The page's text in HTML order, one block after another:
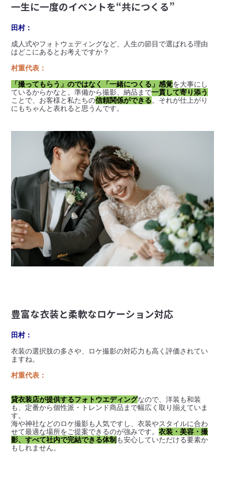
一生に一度のイベントを“共につくる”
田村：
成人式やフォトウェディングなど、人生の節目で選ばれる理由
はどこにあるとお考えですか？
村重代表：
「撮ってもらう」のではなく「一緒につくる」感覚を大事にし
ているからかなと。準備から撮影、納品まで一貫して寄り添う
ことで、お客様と私たちの信頼関係ができる。それが仕上がり
にもちゃんと表れると思うんです。
豊富な衣装と柔軟なロケーション対応
田村：
衣装の選択肢の多さや、ロケ撮影の対応力も高く評価されてい
ますね。
村重代表：
貸衣装店が提供するフォトウエディングなので、洋装も和装
も、定番から個性派・トレンド商品まで幅広く取り揃えていま
す。
海や神社などのロケ撮影も人気ですし、衣装やスタイルに合わ
せて最適な場所をご提案できるのが強みです。衣装・美容・撮
影、すべて社内で完結できる体制 も安心していただける要素か